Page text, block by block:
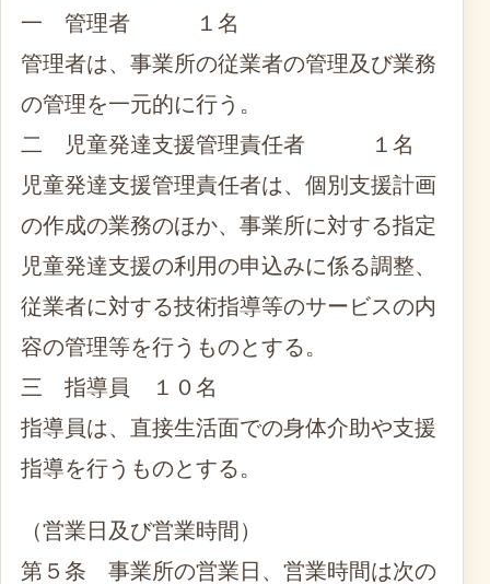
一 管理者 １名
管理者は、事業所の従業者の管理及び業務
の管理を一元的に行う。
二 児童発達支援管理責任者 １名
児童発達支援管理責任者は、個別支援計画
の作成の業務のほか、事業所に対する指定
児童発達支援の利用の申込みに係る調整、
従業者に対する技術指導等のサービスの内
容の管理等を行うものとする。
三 指導員 １０名
指導員は、直接生活面での身体介助や支援
指導を行うものとする。
（営業日及び営業時間）
第５条 事業所の営業日、営業時間は次の